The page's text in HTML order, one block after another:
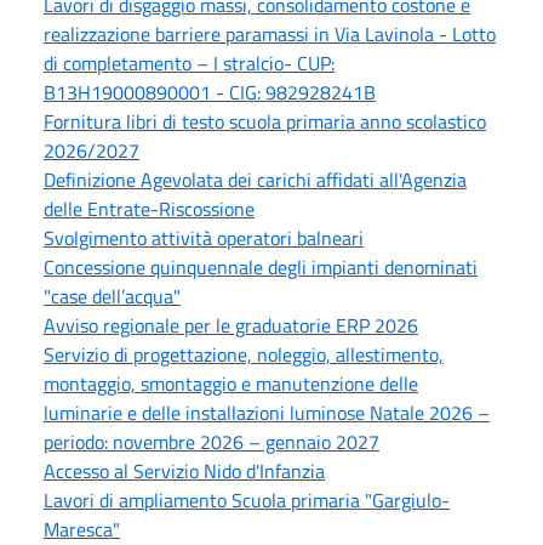
realizzazione barriere paramassi in Via Lavinola - Lotto
di completamento – I stralcio- CUP:
B13H19000890001 - CIG: 982928241B
Fornitura libri di testo scuola primaria anno scolastico
2026/2027
Definizione Agevolata dei carichi affidati all'Agenzia
delle Entrate-Riscossione
Svolgimento attività operatori balneari
Concessione quinquennale degli impianti denominati
"case dell’acqua"
Avviso regionale per le graduatorie ERP 2026
Servizio di progettazione, noleggio, allestimento,
montaggio, smontaggio e manutenzione delle
luminarie e delle installazioni luminose Natale 2026 –
periodo: novembre 2026 – gennaio 2027
Accesso al Servizio Nido d'Infanzia
Lavori di ampliamento Scuola primaria "Gargiulo-
Maresca"